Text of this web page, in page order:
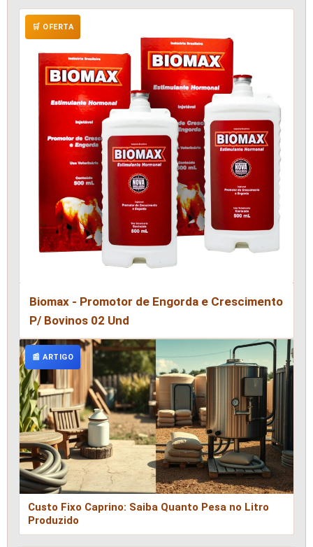
🛒 OFERTA
Biomax - Promotor de Engorda e Crescimento
P/ Bovinos 02 Und
📰 ARTIGO
Custo Fixo Caprino: Saiba Quanto Pesa no Litro
Produzido